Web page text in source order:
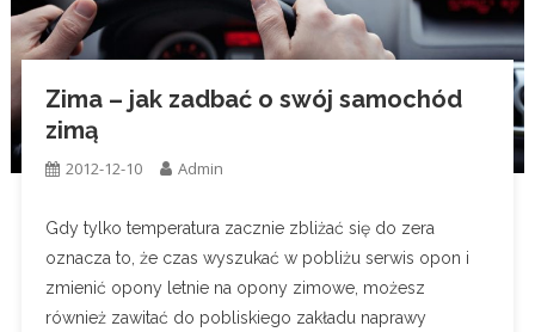
Zima – jak zadbać o swój samochód
zimą
2012-12-10 Admin
Gdy tylko temperatura zacznie zbliżać się do zera
oznacza to, że czas wyszukać w pobliżu serwis opon i
zmienić opony letnie na opony zimowe, możesz
również zawitać do pobliskiego zakładu naprawy